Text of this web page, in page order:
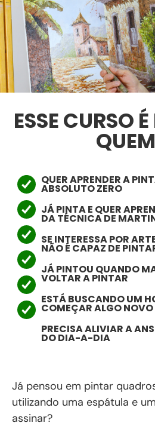
ESSE CURSO
QUER APRENDER A
ABSOLUTO ZERO
JÁ PINTA E QUER
DA TÉCNICA DE
SE INTERESSA POR
NÃO É CAPAZ DE
JÁ PINTOU QUANDO
VOLTAR A PINTAR
ESTÁ BUSCANDO UM
COMEÇAR ALGO NOVO
PRECISA ALIVIAR A
DO DIA-A-DIA
Já pensou em pintar
utilizando uma espátula e
assinar?